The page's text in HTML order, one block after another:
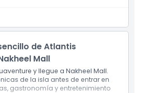
monorraíl Palm desde Nakheel Mall
pasando por resorts de lujo y
de Atlantis
Mall
y llegue a Nakheel Mall.
de la isla antes de entrar en
gastronomía y entretenimiento